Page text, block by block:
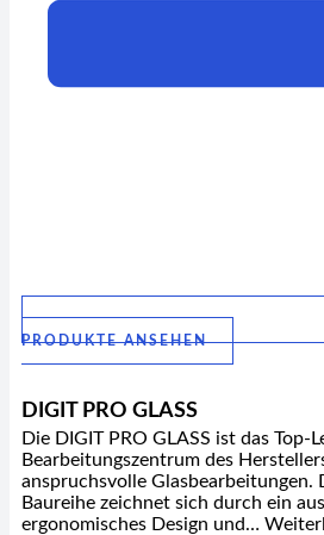
PRODUKTE ANSEHEN
DIGIT PRO GLASS
Die DIGIT PRO GLASS ist das Top-
Bearbeitungszentrum des
anspruchsvolle Glasbearbeitungen.
Baureihe zeichnet sich durch ein
ergonomisches Design und…